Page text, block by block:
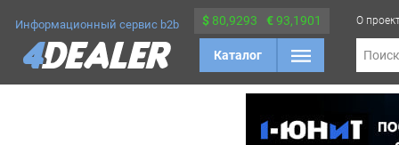
Информационный сервис b2b $ 80,9293 €93,1901
Каталог
О
Поиск